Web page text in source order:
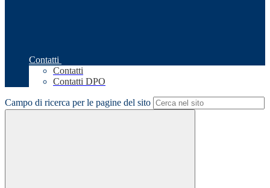
Contatti
Contatti
Contatti DPO
Campo di ricerca per le pagine del sito